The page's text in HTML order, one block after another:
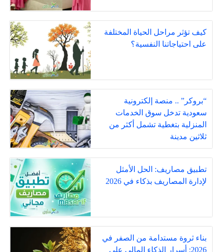
كيف تؤثر مراحل الحياة المختلفة
على احتياجاتنا النفسية؟
“بروكر” .. منصة إلكترونية
سعودية تدخل سوق الخدمات
المنزلية بتغطية تشمل أكثر من
ثلاثين مدينة
تطبيق مصاريف: الحل الأمثل
لإدارة المصاريف بذكاء في 2026
بناء ثروة مستدامة من الصفر في
2026: أسرار الذكاء المالي على